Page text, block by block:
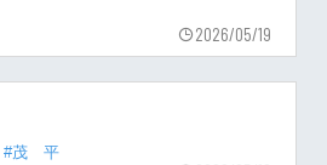
2026/05/19
#茂 平